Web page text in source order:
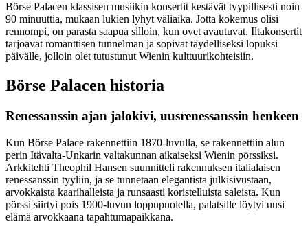
Börse Palacen klassisen musiikin konsertit kestävät tyypillisesti noin
90 minuuttia, mukaan lukien lyhyt väliaika. Jotta kokemus olisi
rennompi, on parasta saapua silloin, kun ovet avautuvat. Iltakonsertit
tarjoavat romanttisen tunnelman ja sopivat täydelliseksi lopuksi
päivälle, jolloin olet tutustunut Wienin kulttuurikohteisiin.
Börse Palacen historia
Renessanssin ajan jalokivi, uusrenessanssin henkeen
Kun Börse Palace rakennettiin 1870-luvulla, se rakennettiin alun
perin Itävalta-Unkarin valtakunnan aikaiseksi Wienin pörssiksi.
Arkkitehti Theophil Hansen suunnitteli rakennuksen italialaisen
renessanssin tyyliin, ja se tunnetaan elegantista julkisivustaan,
arvokkaista kaarihalleista ja runsaasti koristelluista saleista. Kun
pörssi siirtyi pois 1900-luvun loppupuolella, palatsille löytyi uusi
elämä arvokkaana tapahtumapaikkana.